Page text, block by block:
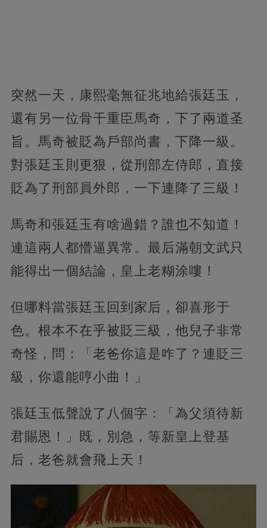
突然一天，康熙毫無征兆地給張廷玉，
還有另一位骨干重臣馬奇，下了兩道圣
旨。馬奇被貶為戶部尚書，下降一級。
對張廷玉則更狠，從刑部左侍郎，直接
貶為了刑部員外郎，一下連降了三級！
馬奇和張廷玉有啥過錯？誰也不知道！
連這兩人都懵逼異常。最后滿朝文武只
能得出一個結論，皇上老糊涂嘍！
但哪料當張廷玉回到家后，卻喜形于
色。根本不在乎被貶三級，他兒子非常
奇怪，問：「老爸你這是咋了？連貶三
級，你還能哼小曲！」
張廷玉低聲說了八個字：「為父須待新
君賜恩！」既，別急，等新皇上登基
后，老爸就會飛上天！